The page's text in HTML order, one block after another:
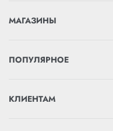
МАГАЗИНЫ
ПОПУЛЯРНОЕ
КЛИЕНТАМ